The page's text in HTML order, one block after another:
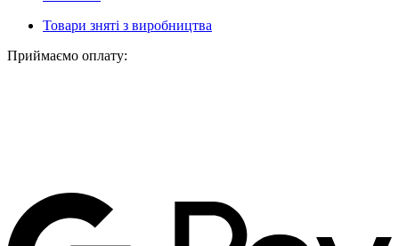
Товари зняті з виробництва
Приймаємо оплату: